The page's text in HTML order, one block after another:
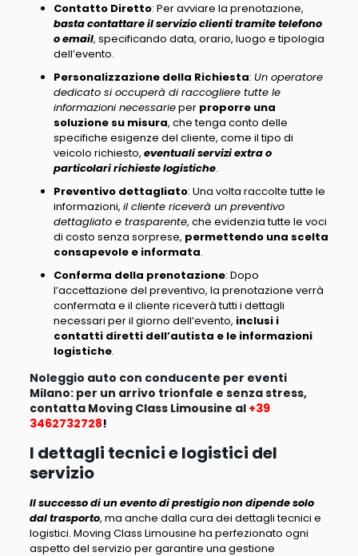
Contatto Diretto: Per avviare la prenotazione,
basta contattare il servizio clienti tramite telefono
o email, specificando data, orario, luogo e tipologia
dell’evento.
Personalizzazione della Richiesta: Un operatore
dedicato si occuperà di raccogliere tutte le
informazioni necessarieper proporre una
soluzione su misura, che tenga conto delle
specifiche esigenze del cliente, come il tipo di
veicolo richiesto, eventuali servizi extra o
particolari richieste logistiche.
Preventivo dettagliato: Una volta raccolte tutte le
informazioni, il cliente riceverà un preventivo
dettagliato e trasparente, che evidenzia tutte le voci
di costo senza sorprese, permettendo una scelta
consapevole e informata.
Conferma della prenotazione: Dopo
l’accettazione del preventivo, la prenotazione verrà
confermata e il cliente riceverà tutti i dettagli
necessari per il giorno dell’evento, inclusi i
contatti diretti dell’autista e le informazioni
logistiche.
Noleggio auto con conducente per eventi
Milano: per un arrivo trionfale e senza stress,
contatta Moving Class Limousine al +39
3462732728!
I dettagli tecnici e logistici del
servizio
Il successo di un evento di prestigio non dipende solo
dal trasporto, ma anche dalla cura dei dettagli tecnici e
logistici. Moving Class Limousine ha perfezionato ogni
aspetto del servizio per garantire una gestione